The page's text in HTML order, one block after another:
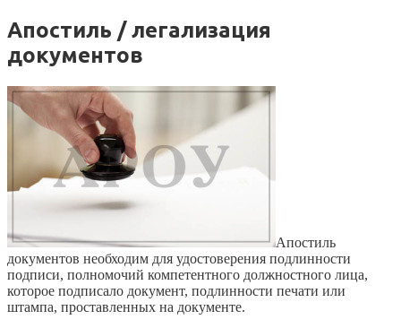
Апостиль / легализация
документов
Апостиль
документов необходим для удостоверения подлинности
подписи, полномочий компетентного должностного лица,
которое подписало документ, подлинности печати или
штампа, проставленных на документе.